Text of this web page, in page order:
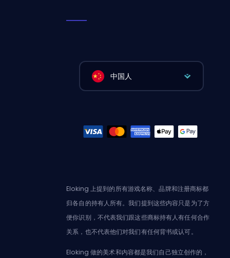
中国人
Eloking 上提到的所有游戏名称、品牌和注册商标都
归各自的持有人所有。我们提到这些内容只是为了方
便你识别，不代表我们跟这些商标持有人有任何合作
关系，也不代表他们对我们有任何背书或认可。
Eloking 做的美术和内容都是我们自己独立创作的，